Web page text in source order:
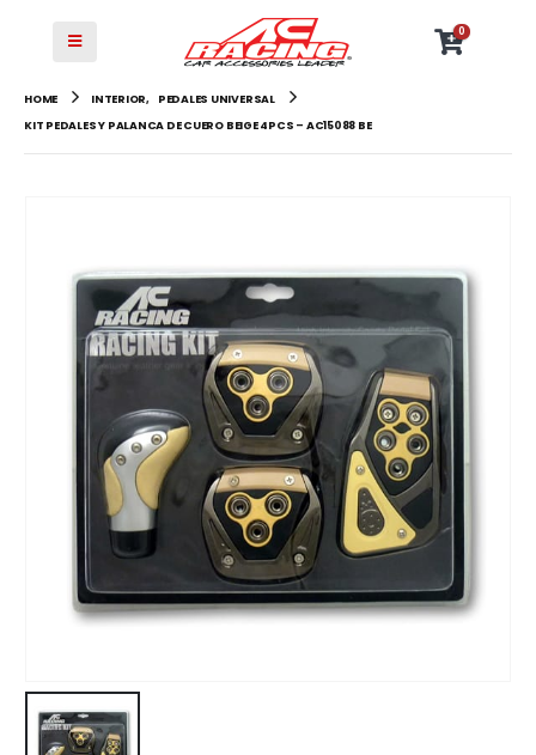
0
HOME INTERIOR,
PEDALES UNIVERSAL
KIT PEDALES Y PALANCA DE CUERO BEIGE 4PCS – AC15088 BE